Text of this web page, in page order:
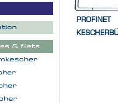
PROFINET
& filets